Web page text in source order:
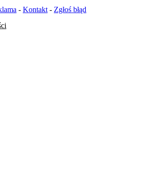
- Kontakt - Zgłoś błąd